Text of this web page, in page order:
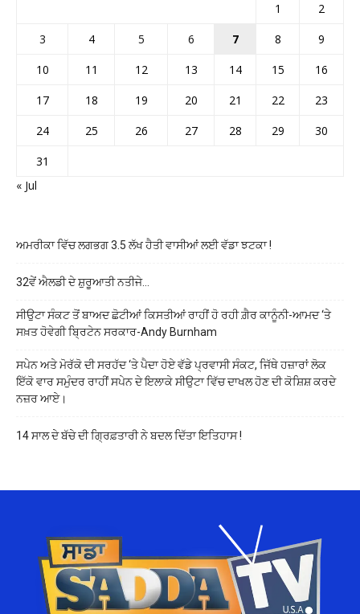
1
2
3
4 5 6 7 8
9
10
11 12 13 14 15
16
17
18 19 20 21 22
23
24
25 26 27 28 29
30
31
« Jul
ਅਮਰੀਕਾ ਵਿੱਚ ਲਗਭਗ 3.5 ਲੱਖ ਹੈਤੀ ਵਾਸੀਆਂ ਲਈ ਵੱਡਾ ਝਟਕਾ !
32ਵੇਂ ਐਲਡੀ ਦੇ ਸ਼ੁਰੂਆਤੀ ਨਤੀਜੇ…
ਸੀਉਟਾ ਸੰਕਟ ਤੋਂ ਬਾਅਦ ਛੋਟੀਆਂ ਕਿਸਤੀਆਂ ਰਾਹੀਂ ਹੋ ਰਹੀ ਗ਼ੈਰ ਕਾਨੂੰਨੀ-ਆਮਦ ‘ਤੇ
ਸਖ਼ਤ ਹੋਵੇਗੀ ਬ੍ਰਿਟੇਨ ਸਰਕਾਰ-Andy Burnham
ਸਪੇਨ ਅਤੇ ਮੋਰੱਕੋ ਦੀ ਸਰਹੱਦ ‘ਤੇ ਪੈਦਾ ਹੋਏ ਵੱਡੇ ਪ੍ਰਵਾਸੀ ਸੰਕਟ, ਜਿੱਥੇ ਹਜ਼ਾਰਾਂ ਲੋਕ
ਇੱਕੋ ਵਾਰ ਸਮੁੰਦਰ ਰਾਹੀਂ ਸਪੇਨ ਦੇ ਇਲਾਕੇ ਸੀਉਟਾ ਵਿੱਚ ਦਾਖਲ ਹੋਣ ਦੀ ਕੋਸ਼ਿਸ਼ ਕਰਦੇ
ਨਜ਼ਰ ਆਏ।
14 ਸਾਲ ਦੇ ਬੱਚੇ ਦੀ ਗ੍ਰਿਫ਼ਤਾਰੀ ਨੇ ਬਦਲ ਦਿੱਤਾ ਇਤਿਹਾਸ !